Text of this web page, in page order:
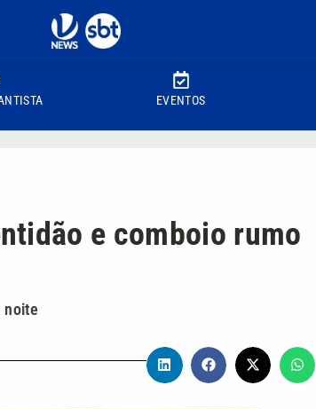
EVENTOS
e comboio rumo
noite